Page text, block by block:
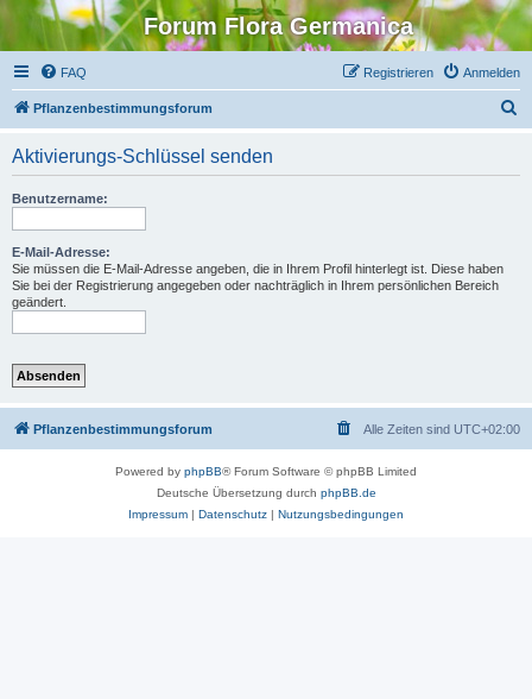
Forum Flora Germanica
FAQ Anmelden
Registrieren
Pflanzenbestimmungsforum
Aktivierungs-Schlüssel senden
Benutzername:
E-Mail-Adresse:
Sie müssen die E-Mail-Adresse angeben, die in Ihrem Profil hinterlegt ist. Diese haben
Sie bei der Registrierung angegeben oder nachträglich in Ihrem persönlichen Bereich
geändert.
Pflanzenbestimmungsforum Alle Zeiten sind UTC+02:00
Powered by phpBB® Forum Software © phpBB Limited
Deutsche Übersetzung durch phpBB.de
Impressum | Datenschutz | Nutzungsbedingungen